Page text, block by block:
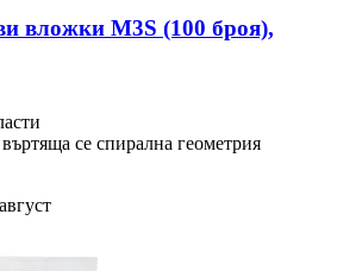
вложки M3S (100 броя),
се спирална геометрия